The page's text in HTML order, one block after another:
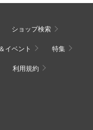
ショップ検索
イベント 特集
利用規約